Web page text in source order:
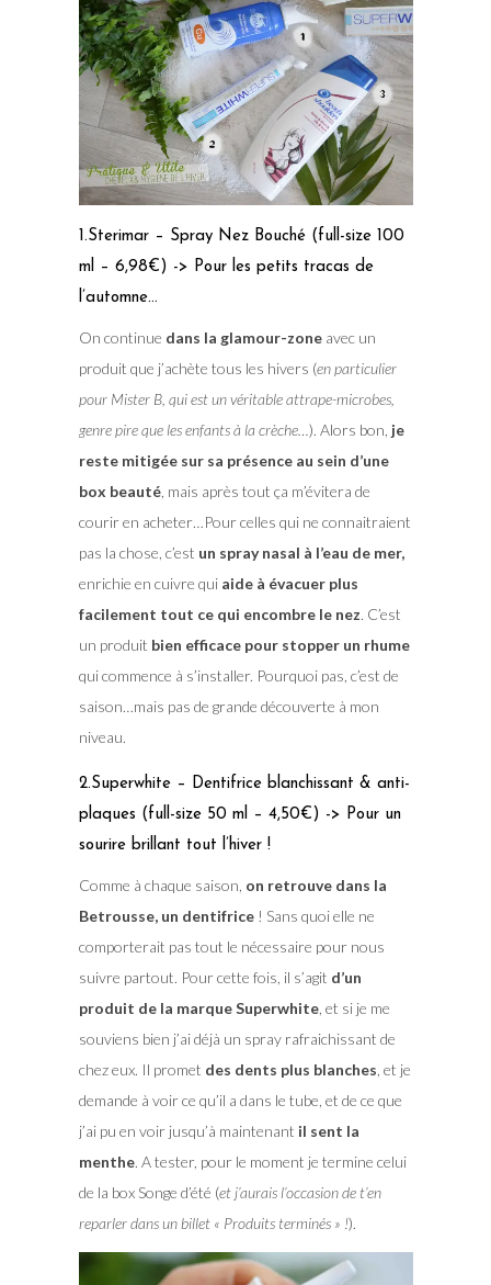
1.Sterimar – Spray Nez Bouché (full-size 100
ml – 6,98€) -> Pour les petits tracas de
l’automne…
On continue dans la glamour-zoneavec un
produit que j’achète tous les hivers (en particulier
pour Mister B, qui est un véritable attrape-microbes,
genre pire que les enfants à la crèche…). Alors bon, je
reste mitigée sur sa présence au sein d’une
box beauté, mais après tout ça m’évitera de
courir en acheter…Pour celles qui ne connaitraient
pas la chose, c’est un spray nasal à l’eau de mer,
enrichie en cuivre qui aide à évacuer plus
facilement tout ce qui encombre le nez. C’est
un produit bien efficace pour stopper un rhume
qui commence à s’installer. Pourquoi pas, c’est de
saison…mais pas de grande découverte à mon
niveau.
2.Superwhite – Dentifrice blanchissant & anti-
plaques (full-size 50 ml – 4,50€) -> Pour un
sourire brillant tout l’hiver !
Comme à chaque saison, on retrouve dans la
Betrousse, un dentifrice! Sans quoi elle ne
comporterait pas tout le nécessaire pour nous
suivre partout. Pour cette fois, il s’agit d’un
produit de la marque Superwhite, et si je me
souviens bien j’ai déjà un spray rafraichissant de
chez eux. Il promet des dents plus blanches , et je
demande à voir ce qu’il a dans le tube, et de ce que
j’ai pu en voir jusqu’à maintenant il sent la
menthe. A tester, pour le moment je termine celui
de la box Songe d’été (et j’aurais l’occasion de t’en
reparler dans un billet « Produits terminés » !).